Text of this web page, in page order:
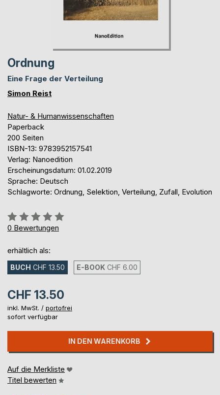
Ordnung
Eine Frage der Verteilung
Simon Reist
Natur- & Humanwissenschaften
Paperback
200 Seiten
ISBN-13: 9783952157541
Verlag: Nanoedition
Erscheinungsdatum: 01.02.2019
Sprache: Deutsch
Schlagworte: Ordnung, Selektion, Verteilung, Zufall, Evolution
Bewertung::
0%
0 Bewertungen
erhältlich als:
BUCH CHF 13.50 E-BOOK CHF 6.00
CHF 13.50
inkl. MwSt. / portofrei
sofort verfügbar
IN DEN WARENKORB
Auf die Merkliste
Titel bewerten